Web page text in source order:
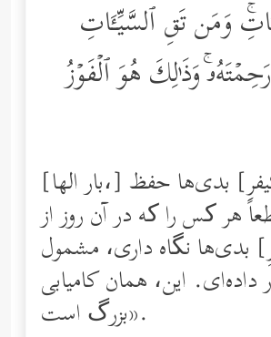
وَمَن تَقِ ٱلسَّیِّـَٔاتِ
وَذَ ٰ⁠لِكَ هُوَ ٱلۡفَوۡزُ
[بار الها،] آنان را از [كیفرِ] بدی‌ها حفظ
هر کس را که در آن روز از
بدی‌ها نگاه دارى، مشمول
داده‌اى. این، همان كامیابى
بزرگ است».